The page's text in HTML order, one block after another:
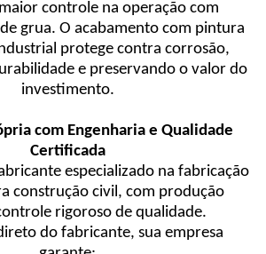
controle na operação com
grua. O acabamento com pintura
protege contra corrosão,
e preservando o valor do
investimento.
com Engenharia e Qualidade
Certificada
especializado na fabricação
construção civil, com produção
rigoroso de qualidade.
do fabricante, sua empresa